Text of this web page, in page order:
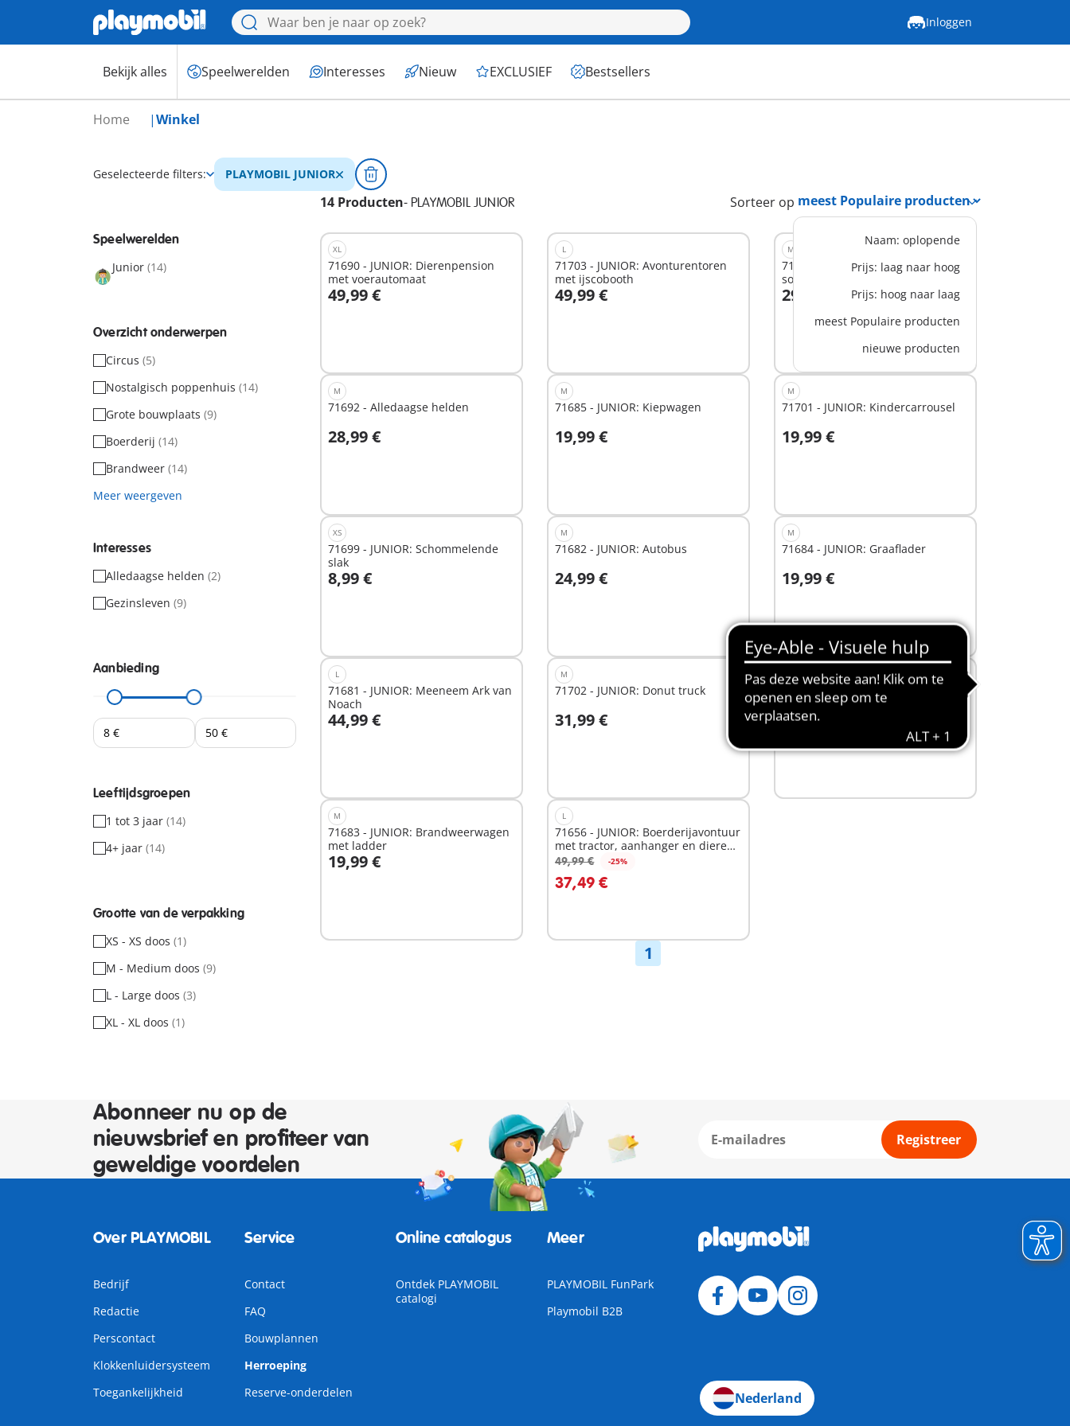
Inloggen
Bekijk alles Speelwerelden Interesses Nieuw EXCLUSIEF Bestsellers
Home Winkel
Geselecteerde filters: PLAYMOBIL JUNIOR
14 Producten- PLAYMOBIL JUNIOR Sorteer op
Naam: oplopende
Prijs: laag naar hoog
Prijs: hoog naar laag
meest Populaire producten
nieuwe producten
Speelwerelden
Junior (14)
Overzicht onderwerpen
Circus (5)
Nostalgisch poppenhuis (14)
Grote bouwplaats (9)
Boerderij (14)
Brandweer (14)
Meer weergeven
Interesses
Alledaagse helden (2)
Gezinsleven (9)
Aanbieding
Leeftijdsgroepen
1 tot 3 jaar (14)
4+ jaar (14)
Grootte van de verpakking
XS - XS doos (1)
M - Medium doos (9)
L - Large doos (3)
XL - XL doos (1)
XL
71690 - JUNIOR: Dierenpension
met voerautomaat
49,99 €
In winkelwagen
L
71703 - JUNIOR: Avonturentoren
met ijscobooth
49,99 €
In winkelwagen
M
71686 - JUNIOR: Ladingwagen met
sorteer-garage
29,99 €
In winkelwagen
M
71692 - Alledaagse helden
28,99 €
In winkelwagen
M
71685 - JUNIOR: Kiepwagen
19,99 €
In winkelwagen
M
71701 - JUNIOR: Kindercarrousel
19,99 €
In winkelwagen
XS
71699 - JUNIOR: Schommelende
slak
8,99 €
In winkelwagen
M
71682 - JUNIOR: Autobus
24,99 €
In winkelwagen
M
71684 - JUNIOR: Graaflader
19,99 €
In winkelwagen
L
71681 - JUNIOR: Meeneem Ark van
Noach
44,99 €
In winkelwagen
M
71702 - JUNIOR: Donut truck
31,99 €
In winkelwagen
M
71691 - JUNIOR: Biologische
marktkraam & heftruck
31,99 €
M
71683 - JUNIOR: Brandweerwagen
met ladder
19,99 €
In winkelwagen
L
71656 - JUNIOR: Boerderijavontuur
met tractor, aanhanger en dieren
vrien
49,99 € -25%
37,49 €
1
Abonneer nu op de
nieuwsbrief en profiteer van
geweldige voordelen
Registreer
Over PLAYMOBIL
Bedrijf
Redactie
Perscontact
Klokkenluidersysteem
Toegankelijkheid
Service
Contact
FAQ
Bouwplannen
Herroeping
Reserve-onderdelen
Online catalogus
Ontdek PLAYMOBIL
catalogi
Meer
PLAYMOBIL FunPark
Playmobil B2B
Nederland